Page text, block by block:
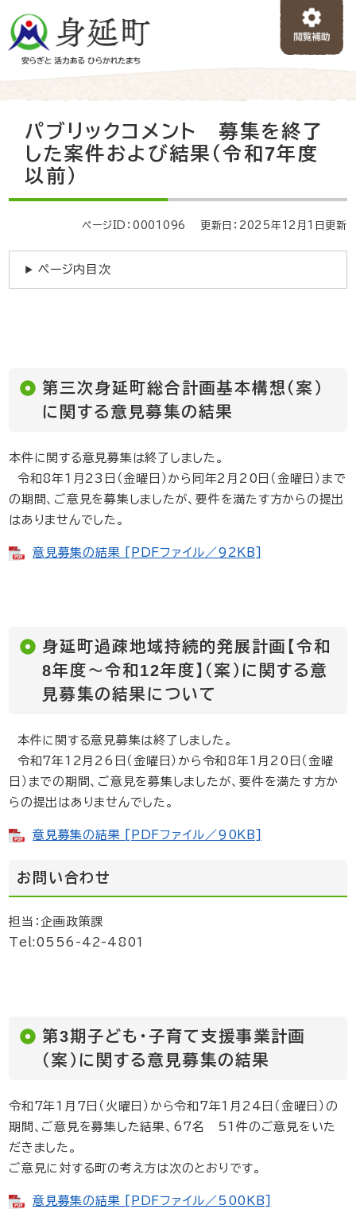
ー
先
パブリックコメント 募集を終了
した案件および結果（令和7年度
以前）
ページID：0001096 更新日：2025年12月1日更新
ページ内目次
第三次身延町総合計画基本構想（案）
に関する意見募集の結果
本件に関する意見募集は終了しました。
令和8年1月23日（金曜日）から同年2月20日（金曜日）まで
の期間、ご意見を募集しましたが、要件を満たす方からの提出
はありませんでした。
意見募集の結果 [PDFファイル／92KB]
身延町過疎地域持続的発展計画【令和
8年度～令和12年度】（案）に関する意
見募集の結果について
本件に関する意見募集は終了しました。
令和7年12月26日（金曜日）から令和8年1月20日（金曜
日）までの期間、ご意見を募集しましたが、要件を満たす方か
らの提出はありませんでした。
意見募集の結果 [PDFファイル／90KB]
お問い合わせ
担当：企画政策課
Tel:0556-42-4801
第3期子ども・子育て支援事業計画
（案）に関する意見募集の結果
令和7年1月7日（火曜日）から令和7年1月24日（金曜日）の
期間、ご意見を募集した結果、67名 51件のご意見をいた
だきました。
ご意見に対する町の考え方は次のとおりです。
意見募集の結果 [PDFファイル／500KB]